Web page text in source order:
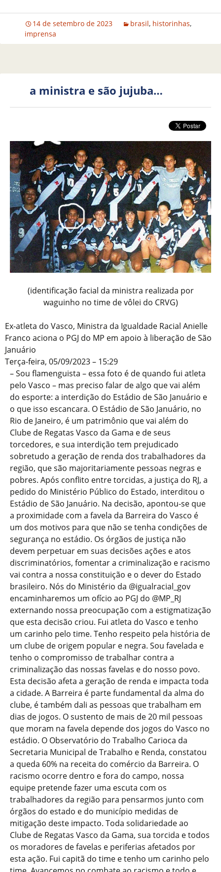
14 de setembro de 2023 brasil, historinhas,
imprensa
a ministra e são jujuba…
(identificação facial da ministra realizada por
waguinho no time de vôlei do CRVG)
Ex-atleta do Vasco, Ministra da Igualdade Racial Anielle
Franco aciona o PGJ do MP em apoio à liberação de São
Januário
Terça-feira, 05/09/2023 – 15:29
– Sou flamenguista – essa foto é de quando fui atleta
pelo Vasco – mas preciso falar de algo que vai além
do esporte: a interdição do Estádio de São Januário e
o que isso escancara. O Estádio de São Januário, no
Rio de Janeiro, é um patrimônio que vai além do
Clube de Regatas Vasco da Gama e de seus
torcedores, e sua interdição tem prejudicado
sobretudo a geração de renda dos trabalhadores da
região, que são majoritariamente pessoas negras e
pobres. Após conflito entre torcidas, a justiça do RJ, a
pedido do Ministério Público do Estado, interditou o
Estádio de São Januário. Na decisão, apontou-se que
a proximidade com a favela da Barreira do Vasco é
um dos motivos para que não se tenha condições de
segurança no estádio. Os órgãos de justiça não
devem perpetuar em suas decisões ações e atos
discriminatórios, fomentar a criminalização e racismo
vai contra a nossa constituição e o dever do Estado
brasileiro. Nós do Ministério da @igualracial_gov
encaminharemos um ofício ao PGJ do @MP_RJ
externando nossa preocupação com a estigmatização
que esta decisão criou. Fui atleta do Vasco e tenho
um carinho pelo time. Tenho respeito pela história de
um clube de origem popular e negra. Sou favelada e
tenho o compromisso de trabalhar contra a
criminalização das nossas favelas e do nosso povo.
Esta decisão afeta a geração de renda e impacta toda
a cidade. A Barreira é parte fundamental da alma do
clube, é também dali as pessoas que trabalham em
dias de jogos. O sustento de mais de 20 mil pessoas
que moram na favela depende dos jogos do Vasco no
estádio. O Observatório do Trabalho Carioca da
Secretaria Municipal de Trabalho e Renda, constatou
a queda 60% na receita do comércio da Barreira. O
racismo ocorre dentro e fora do campo, nossa
equipe pretende fazer uma escuta com os
trabalhadores da região para pensarmos junto com
órgãos do estado e do município medidas de
mitigação deste impacto. Toda solidariedade ao
Clube de Regatas Vasco da Gama, sua torcida e todos
os moradores de favelas e periferias afetados por
esta ação. Fui capitã do time e tenho um carinho pelo